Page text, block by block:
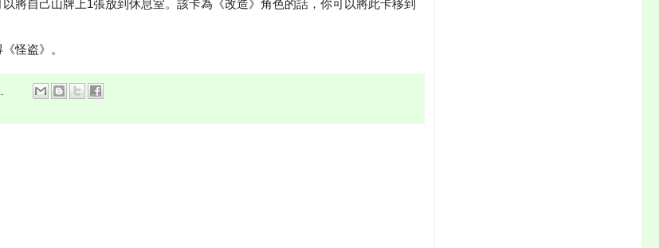
以將自己山牌上1張放到休息室。該卡為《改造》角色的話，你可以將此卡移到
怪盗》。